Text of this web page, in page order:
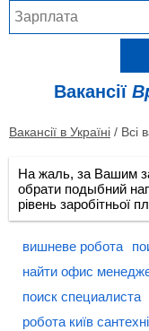
Вакансії
Вакансії в Україні / Всі
На жаль, за Вашим
обрати подыбний
рівень заробітньої
вишневе робота
найти офис
поиск специалиста
робота київ